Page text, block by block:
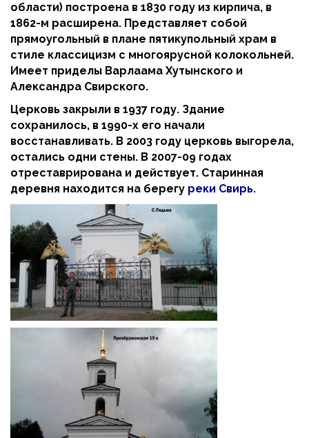
области) построена в 1830 году из кирпича, в
1862-м расширена. Представляет собой
прямоугольный в плане пятикупольный храм в
стиле классицизм с многоярусной колокольней.
Имеет приделы Варлаама Хутынского и
Александра Свирского.
Церковь закрыли в 1937 году. Здание
сохранилось, в 1990-х его начали
восстанавливать. В 2003 году церковь выгорела,
остались одни стены. В 2007-09 годах
отреставрирована и действует. Старинная
деревня находится на берегу реки Свирь.